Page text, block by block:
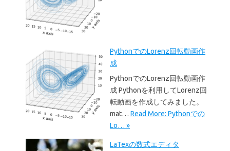
PythonでのLorenz回転動画作
成
PythonでのLorenz回転動画作
成 Pythonを利用してLorenz回
転動画を作成してみました。
mat… Read More: Pythonでの
Lo… »
LaTexの数式エディタ